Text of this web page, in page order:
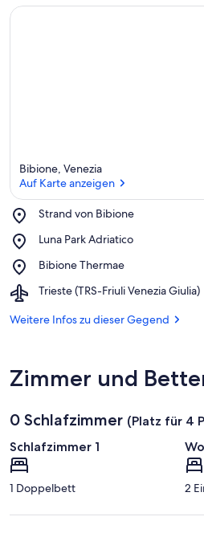
Bibione, Venezia
Auf Karte anzeigen
Strand von Bibione
Place,
von
Luna Park Adriatico
Place,
Park
Bibione Thermae
Place,
Thermae
Trieste (TRS-Friuli Venezia Giulia)
Airport,
(TRS-
Weitere Infos zu dieser Gegend
Zimmer und
0 Schlafzimmer (Platz für 4
Schlafzimmer 1
1 Doppelbett 2